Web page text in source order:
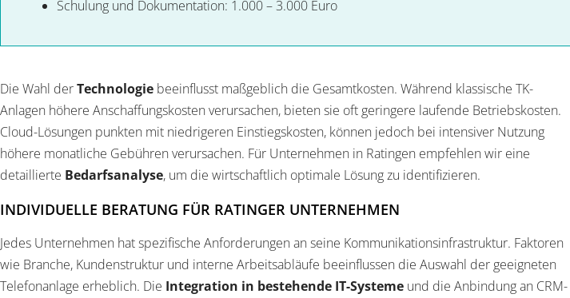
Schulung und Dokumentation: 1.000 – 3.000 Euro
Die Wahl derTechnologie beeinflusst maßgeblich die Gesamtkosten. Während klassische TK-
Anlagen höhere Anschaffungskosten verursachen, bieten sie oft geringere laufende Betriebskosten.
Cloud-Lösungen punkten mit niedrigeren Einstiegskosten, können jedoch bei intensiver Nutzung
höhere monatliche Gebühren verursachen. Für Unternehmen in Ratingen empfehlen wir eine
detaillierte Bedarfsanalyse, um die wirtschaftlich optimale Lösung zu identifizieren.
INDIVIDUELLE BERATUNG FÜR RATINGER UNTERNEHMEN
Jedes Unternehmen hat spezifische Anforderungen an seine Kommunikationsinfrastruktur. Faktoren
wie Branche, Kundenstruktur und interne Arbeitsabläufe beeinflussen die Auswahl der geeigneten
Telefonanlage erheblich. Die Integration in bestehende IT-Systeme und die Anbindung an CRM-